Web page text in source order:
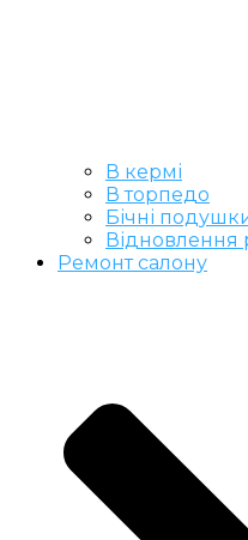
В кермі
В торпедо
Бічні
Відновлення
Ремонт салону